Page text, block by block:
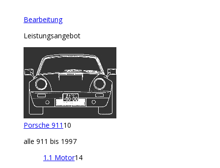
Bearbeitung
Leistungsangebot
Porsche 911 10
alle 911 bis 1997
1.1 Motor14